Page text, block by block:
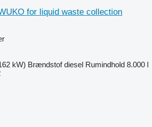
for liquid waste collection
kW) Brændstof diesel Rumindhold 8.000 l